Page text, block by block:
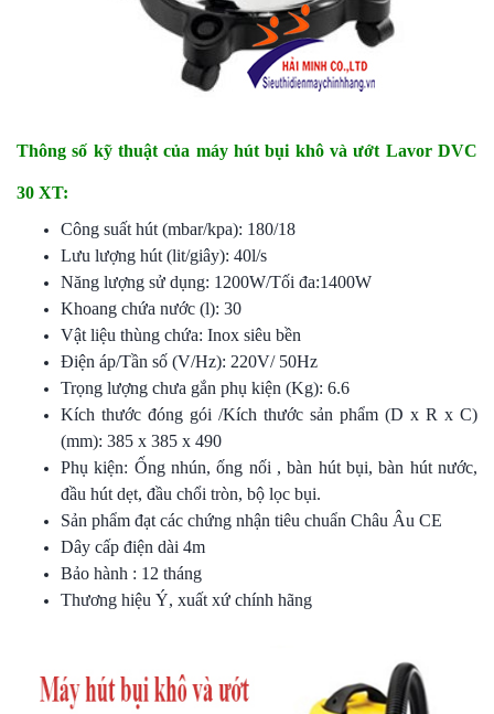
Thông số kỹ thuật của máy hút bụi khô và ướt Lavor DVC
30 XT:
Công suất hút (mbar/kpa): 180/18
Lưu lượng hút (lit/giây): 40l/s
Năng lượng sử dụng: 1200W/Tối đa:1400W
Khoang chứa nước (l): 30
Vật liệu thùng chứa: Inox siêu bền
Điện áp/Tần số (V/Hz): 220V/ 50Hz
Trọng lượng chưa gắn phụ kiện (Kg): 6.6
Kích thước đóng gói /Kích thước sản phẩm (D x R x C)
(mm): 385 x 385 x 490
Phụ kiện: Ống nhún, ống nối , bàn hút bụi, bàn hút nước,
đầu hút dẹt, đầu chổi tròn, bộ lọc bụi.
Sản phẩm đạt các chứng nhận tiêu chuẩn Châu Âu CE
Dây cấp điện dài 4m
Bảo hành : 12 tháng
Thương hiệu Ý, xuất xứ chính hãng